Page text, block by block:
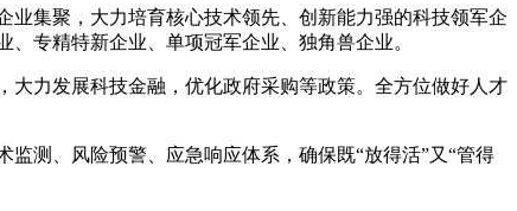
集聚，大力培育核心技术领先、创新能力强的科技领军企
专精特新企业、单项冠军企业、独角兽企业。
力发展科技金融，优化政府采购等政策。全方位做好人才
测、风险预警、应急响应体系，确保既“放得活”又“管得